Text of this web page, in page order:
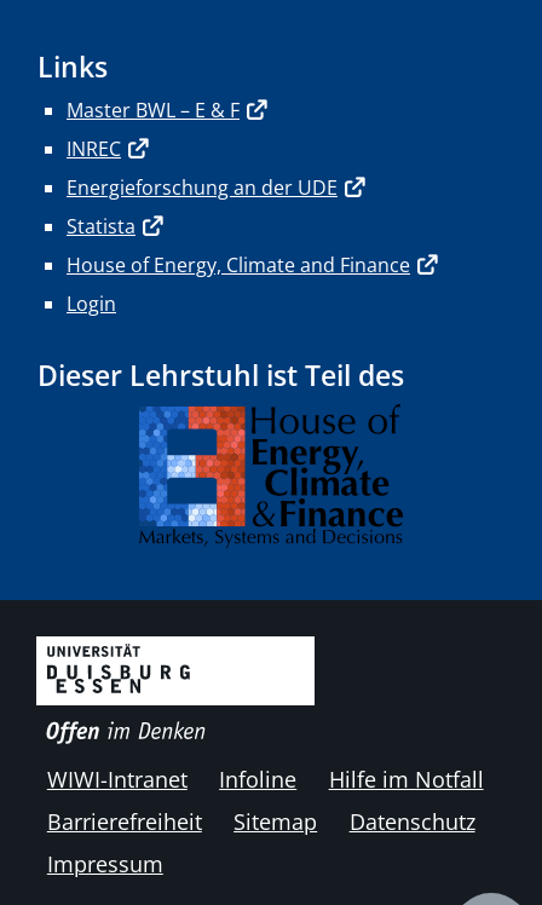
Links
Master BWL – E & F
INREC
Energieforschung an der UDE
Statista
House of Energy, Climate and Finance
Login
Dieser Lehrstuhl ist Teil des
WIWI-Intranet Infoline
Hilfe im Notfall
Barrierefreiheit
Sitemap
Datenschutz
Impressum